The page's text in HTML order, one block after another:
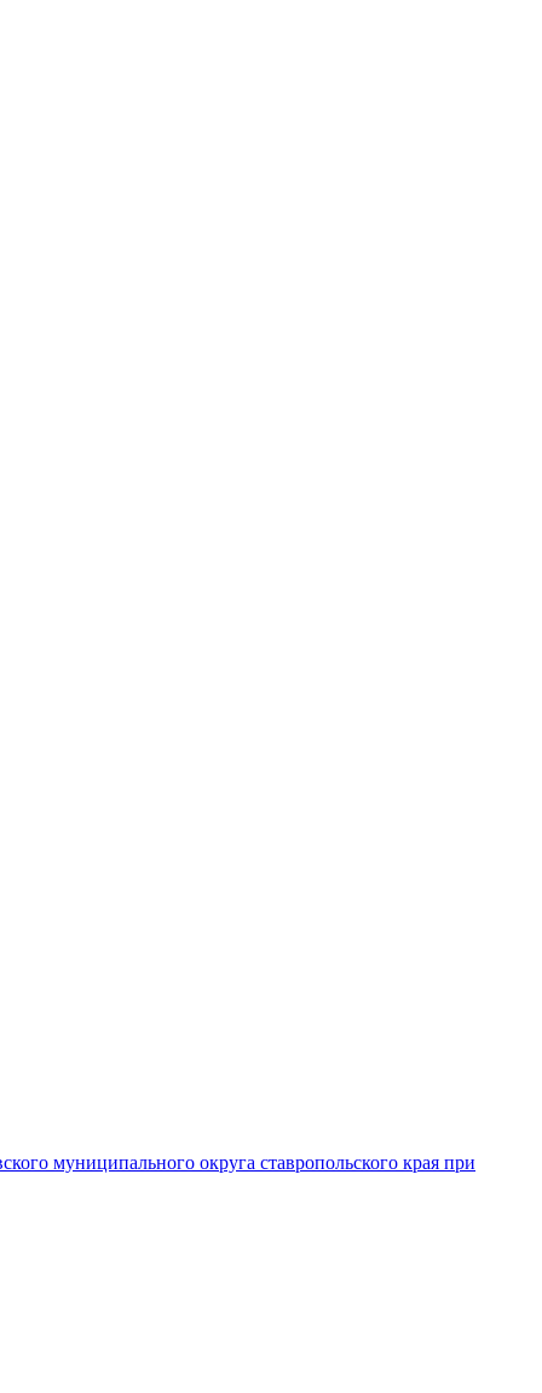
муниципального округа ставропольского края при